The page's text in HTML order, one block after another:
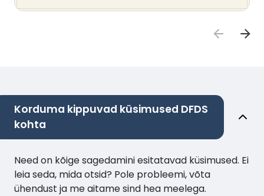
Korduma kippuvad küsimused DFDS
kohta
Need on kõige sagedamini esitatavad küsimused. Ei
leia seda, mida otsid? Pole probleemi, võta
ühendust ja me aitame sind hea meelega.